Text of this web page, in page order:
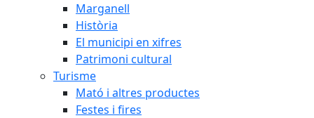
Marganell
Història
El municipi en xifres
Patrimoni cultural
Turisme
Mató i altres productes
Festes i fires